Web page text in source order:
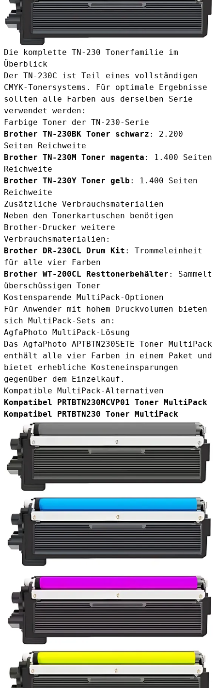
Die komplette TN-230 Tonerfamilie im
Überblick
Der TN-230C ist Teil eines vollständigen
CMYK-Tonersystems. Für optimale Ergebnisse
sollten alle Farben aus derselben Serie
verwendet werden:
Farbige Toner der TN-230-Serie
Brother TN-230BK Toner schwarz : 2.200
Seiten Reichweite
Brother TN-230M Toner magenta : 1.400 Seiten
Reichweite
Brother TN-230Y Toner gelb : 1.400 Seiten
Reichweite
Zusätzliche Verbrauchsmaterialien
Neben den Tonerkartuschen benötigen
Brother-Drucker weitere
Verbrauchsmaterialien:
Brother DR-230CL Drum Kit : Trommeleinheit
für alle vier Farben
Brother WT-200CL Resttonerbehälter : Sammelt
überschüssigen Toner
Kostensparende MultiPack-Optionen
Für Anwender mit hohem Druckvolumen bieten
sich MultiPack-Sets an:
AgfaPhoto MultiPack-Lösung
Das AgfaPhoto APTBTN230SETE Toner MultiPack
enthält alle vier Farben in einem Paket und
bietet erhebliche Kosteneinsparungen
gegenüber dem Einzelkauf.
Kompatible MultiPack-Alternativen
Kompatibel PRTBTN230MCVP01 Toner MultiPack
Kompatibel PRTBTN230 Toner MultiPack